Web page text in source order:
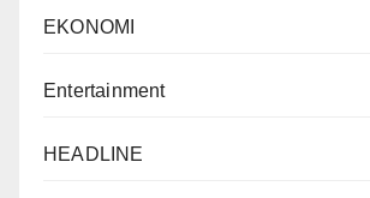
EKONOMI
Entertainment
HEADLINE